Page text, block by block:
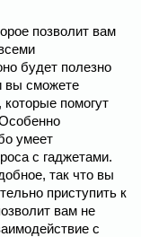
позволит вам
будет полезно
вы сможете
помогут
умеет
с гаджетами.
так что вы
приступить к
вам не
с